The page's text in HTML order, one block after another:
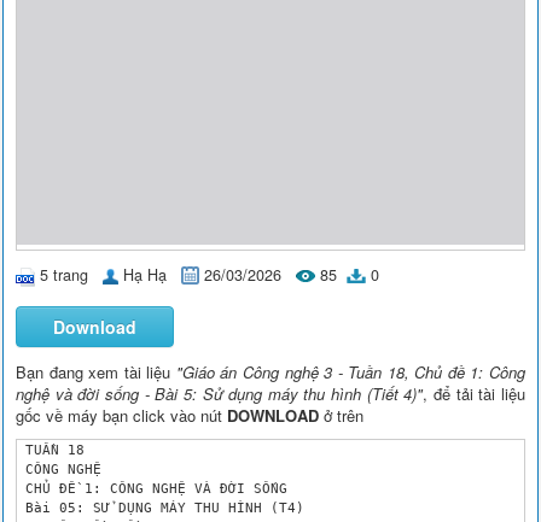
5 trang Hạ Hạ 26/03/2026 85 0
Download
Bạn đang xem tài liệu "Giáo án Công nghệ 3 - Tuần 18, Chủ đề 1: Công
nghệ và đời sống - Bài 5: Sử dụng máy thu hình (Tiết 4)", để tải tài liệu
gốc về máy bạn click vào nút DOWNLOAD ở trên
TUẦN 18
CÔNG NGHỆ
CHỦ ĐỀ 1: CÔNG NGHỆ VÀ ĐỜI SỐNG
Bài 05: SỬ DỤNG MÁY THU HÌNH (T4)